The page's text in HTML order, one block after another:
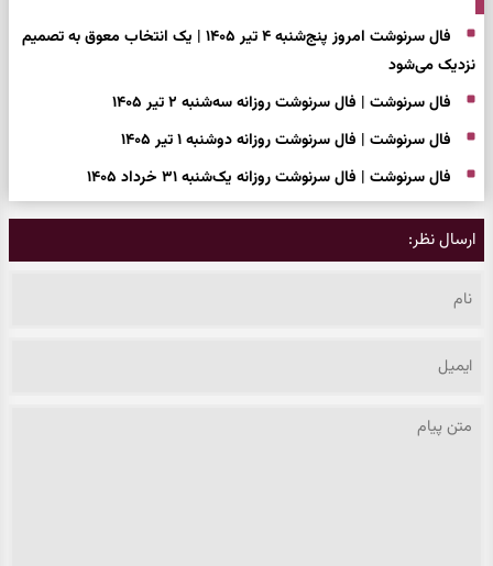
فال سرنوشت امروز پنج‌شنبه ۴ تیر ۱۴۰۵ | یک انتخاب معوق به تصمیم
نزدیک می‌شود
فال سرنوشت | فال سرنوشت روزانه سه‌شنبه ۲ تیر ۱۴۰۵
فال سرنوشت | فال سرنوشت روزانه دوشنبه ۱ تیر ۱۴۰۵
فال سرنوشت | فال سرنوشت روزانه یک‌شنبه ۳۱ خرداد ۱۴۰۵
ارسال نظر: